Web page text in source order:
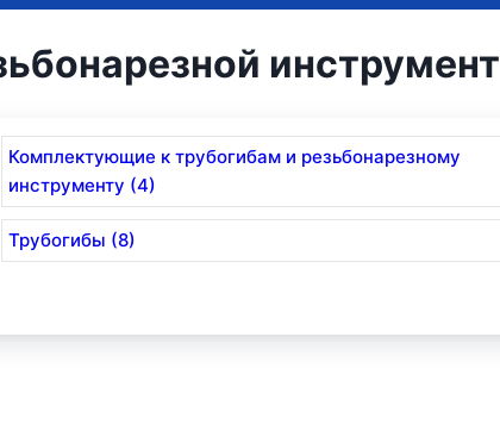
инструмент
Комплектующие к трубогибам и резьбонарезному
инструменту (4)
Трубогибы (8)